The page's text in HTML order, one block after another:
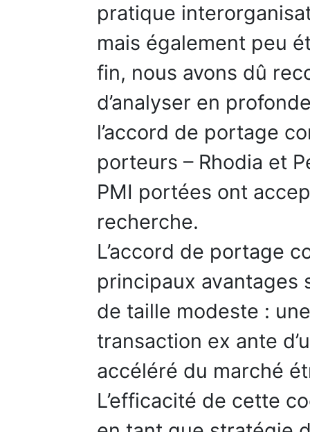
pratique
mais également peu
fin, nous avons dû
d’analyser en
l’accord de portage
porteurs – Rhodia et
PMI portées ont
recherche.
L’accord de portage
principaux avantages
de taille modeste :
transaction ex ante
accéléré du marché
L’efficacité de cette